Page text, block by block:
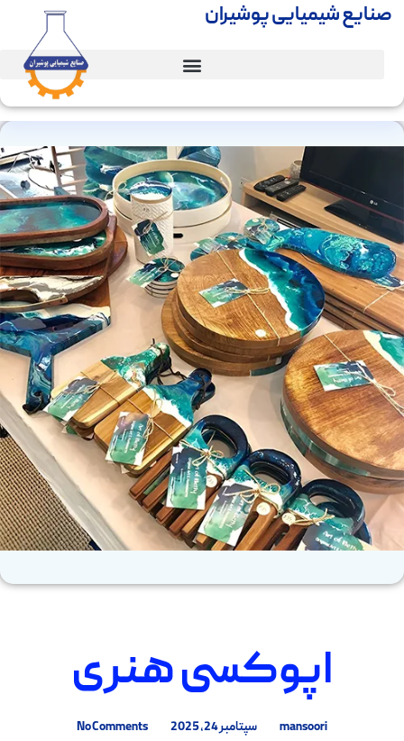
صنایع شیمیایی پوشیران
اپوکسی هنری
mansoori سپتامبر 24, 2025 No Comments